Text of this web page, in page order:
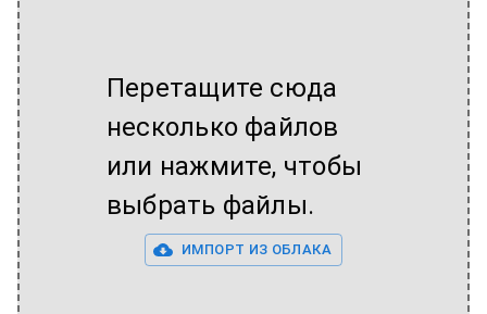
Перетащите сюда
несколько файлов
или нажмите, чтобы
выбрать файлы.
ИМПОРТ ИЗ ОБЛАКА